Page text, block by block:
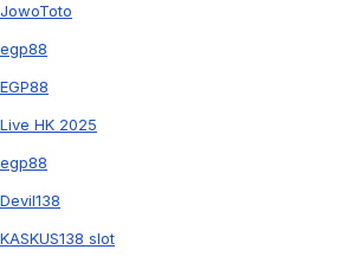
JowoToto
egp88
EGP88
Live HK 2025
egp88
Devil138
KASKUS138 slot